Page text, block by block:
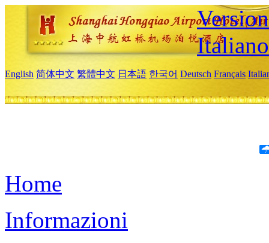
Italiano
English 简体中文 繁體中文 日本語 한국어 Deutsch Français
Home
Informazioni